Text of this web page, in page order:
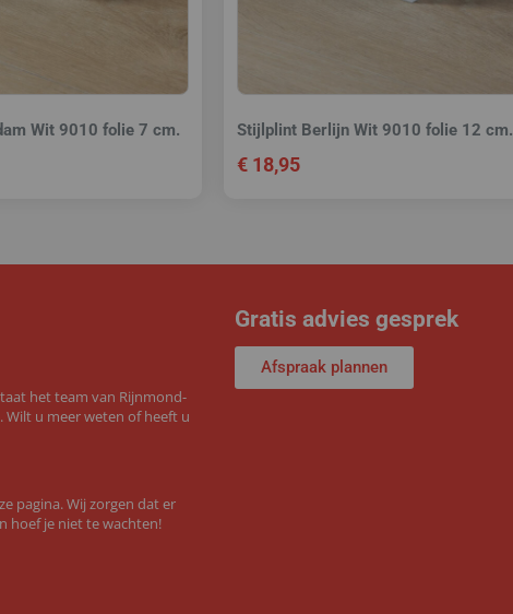
Wit 9010 folie 7 cm. Stijlplint Berlijn Wit 9010 folie 12 cm.
€ 18,95
het team van Rijnmond-
Wilt u meer weten of heeft u
pagina. Wij zorgen dat er
hoef je niet te wachten!
Gratis advies gesprek
Afspraak plannen